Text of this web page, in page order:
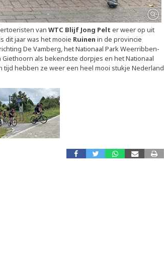
van WTC Blijf Jong Pelt er weer op uit
dit jaar was het mooie Ruinen in de provincie
De Vamberg, het Nationaal Park Weerribben-
als bekendste dorpjes en het Nationaal
tijd hebben ze weer een heel mooi stukje Nederland